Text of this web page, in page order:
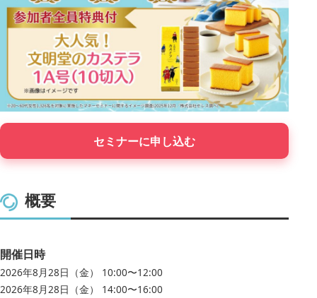
セミナーに申し込む
概要
開催日時
2026年8月28日（金） 10:00〜12:00
2026年8月28日（金） 14:00〜16:00